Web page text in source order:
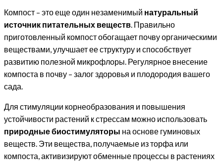
Компост – это еще один незаменимый натуральный
источник питательных веществ. Правильно
приготовленный компост обогащает почву органическими
веществами, улучшает ее структуру и способствует
развитию полезной микрофлоры. Регулярное внесение
компоста в почву – залог здоровья и плодородия вашего
сада.
Для стимуляции корнеобразования и повышения
устойчивости растений к стрессам можно использовать
природные биостимуляторы на основе гуминовых
веществ. Эти вещества, получаемые из торфа или
компоста, активизируют обменные процессы в растениях